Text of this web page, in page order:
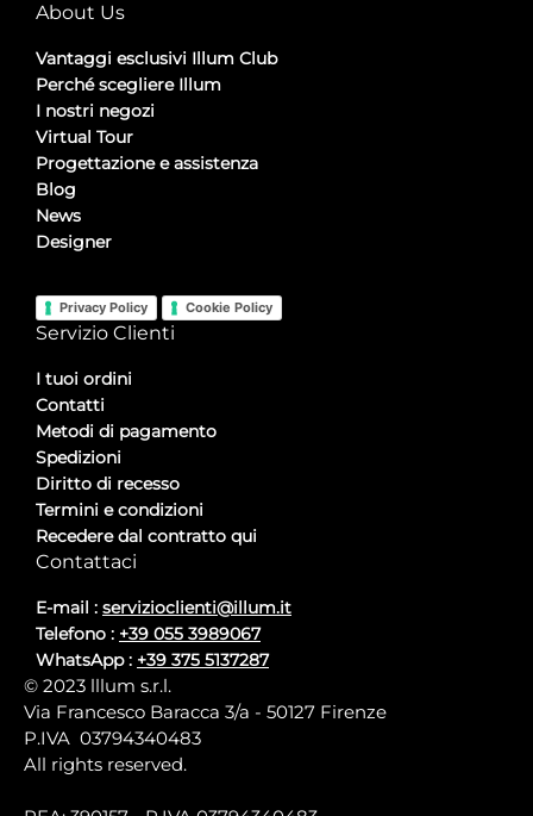
About Us
Vantaggi esclusivi Illum Club
Perché scegliere Illum
I nostri negozi
Virtual Tour
Progettazione e assistenza
Blog
News
Designer
Privacy Policy Cookie Policy
Servizio Clienti
I tuoi ordini
Contatti
Metodi di pagamento
Spedizioni
Diritto di recesso
Termini e condizioni
Recedere dal contratto qui
Contattaci
E-mail : servizioclienti@illum.it
Telefono : +39 055 3989067
WhatsApp : +39 375 5137287
© 2023 lllum s.r.l.
Via Francesco Baracca 3/a - 50127 Firenze
P.IVA 03794340483
All rights reserved.